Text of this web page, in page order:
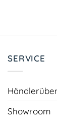
SERVICE
Showroom